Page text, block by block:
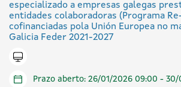
especializado a empresas galegas
entidades colaboradoras (Programa
cofinanciadas pola Unión Europea no
Galicia Feder 2021-2027
Tramitar en liña
Prazo aberto: 26/01/2026 09:00 - 30/